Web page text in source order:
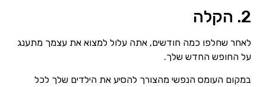
2. הקלה
לאחר שחלפו כמה חודשים, אתה עלול למצוא את עצמך מתענג
על החופש החדש שלך.
במקום העומס הנפשי מהצורך להסיע את הילדים שלך לכל